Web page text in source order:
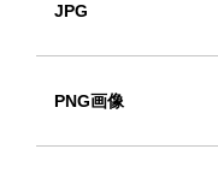
JPG
PNG画像